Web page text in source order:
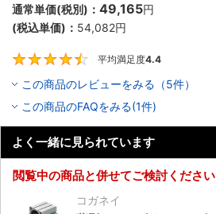
通常単価(税別)： 49,165円
(税込単価)： 54,082円
平均満足度4.4
この商品のレビューをみる（5件）
この商品のFAQをみる(1件)
よく一緒に見られています
閲覧中の商品と併せてご検討ください
コガネイ